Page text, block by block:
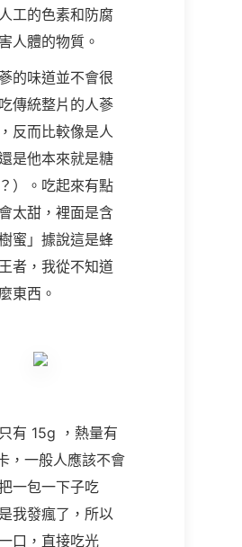
工的色素和防腐
人體的物質。
的味道並不會很
傳統整片的人蔘
反而比較像是人
是他本來就是糖
）。吃起來有點
太甜，裡面是含
蜜」據說這是蜂
者，我從不知道
東西。
有 15g ，熱量有
，一般人應該不會
一包一下子吃
我發瘋了，所以
口，直接吃光